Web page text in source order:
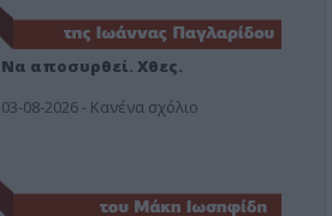
Να αποσυρθεί. Χθες.
03-08-2026 - Κανένα σχόλιο